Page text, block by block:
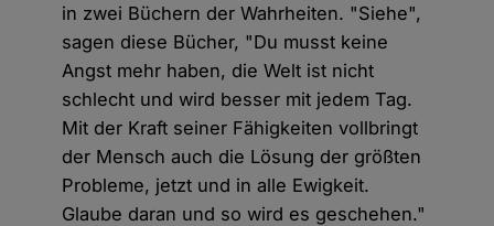
in zwei Büchern der Wahrheiten. "Siehe",
sagen diese Bücher, "Du musst keine
Angst mehr haben, die Welt ist nicht
schlecht und wird besser mit jedem Tag.
Mit der Kraft seiner Fähigkeiten vollbringt
der Mensch auch die Lösung der größten
Probleme, jetzt und in alle Ewigkeit.
Glaube daran und so wird es geschehen."